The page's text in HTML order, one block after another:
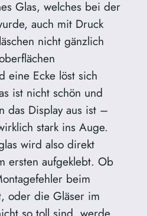
Glas, welches bei der
auch mit Druck
nicht gänzlich
eine Ecke löst sich
ist nicht schön und
das Display aus ist –
stark ins Auge.
wird also direkt
ersten aufgeklebt. Ob
beim
oder die Gläser im